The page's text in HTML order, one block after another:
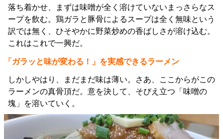
落ち着かせ、まずは味噌が全く溶けていないまっさらなス
ープを飲む。鶏ガラと豚骨によるスープは全く無味という
訳では無く、ひそやかに野菜炒めの香ばしさが溶け込む。
これはこれで一興だ。
「ガラッと味が変わる！」を実感できるラーメン
しかしやはり、まだまだ味は薄い。さあ、ここからがこの
ラーメンの真骨頂だ。意を決して、そびえ立つ「味噌の
塊」を溶いていく。